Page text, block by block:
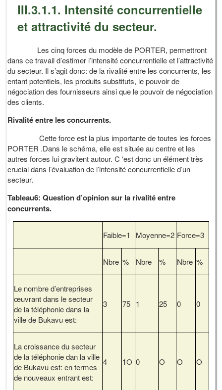
III.3.1.1. Intensité concurrentielle
et attractivité du secteur.
Les cinq forces du modèle de PORTER, permettront
dans ce travail d’estimer l’intensité concurrentielle et l’attractivité
du secteur. Il s’agit donc: de la rivalité entre les concurrents, les
entant potentiels, les produits substituts, le pouvoir de
négociation des fournisseurs ainsi que le pouvoir de négociation
des clients.
Rivalité entre les concurrents.
Cette force est la plus importante de toutes les forces
PORTER .Dans le schéma, elle est située au centre et les
autres forces lui gravitent autour. C ‘est donc un élément très
crucial dans l’évaluation de l’intensité concurrentielle d’un
secteur.
Tableau6: Question d’opinion sur la rivalité entre
concurrents.
Faible=1 Moyenne=2 Force=3
Nbre % Nbre % Nbre %
Le nombre d’entreprises
œuvrant dans le secteur
de la téléphonie dans la
ville de Bukavu est:
3 75 1 25 0 0
La croissance du secteur
de la téléphonie dan la ville
de Bukavu est: en termes
de nouveaux entrant est:
4 1O 0 O O O